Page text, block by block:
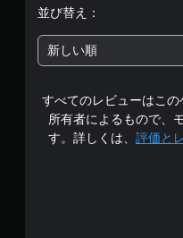
並び替え：
新しい順
すべてのレビューはこ
所有者によるもので、
す。詳しくは、 評価と